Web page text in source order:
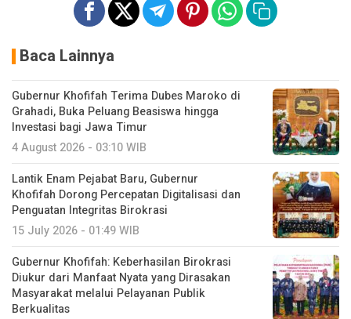
Baca Lainnya
Gubernur Khofifah Terima Dubes Maroko di
Grahadi, Buka Peluang Beasiswa hingga
Investasi bagi Jawa Timur
4 August 2026 - 03:10 WIB
Lantik Enam Pejabat Baru, Gubernur
Khofifah Dorong Percepatan Digitalisasi dan
Penguatan Integritas Birokrasi
15 July 2026 - 01:49 WIB
Gubernur Khofifah: Keberhasilan Birokrasi
Diukur dari Manfaat Nyata yang Dirasakan
Masyarakat melalui Pelayanan Publik
Berkualitas